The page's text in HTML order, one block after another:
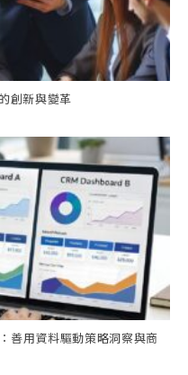
創新與變革
善用資料驅動策略洞察與商